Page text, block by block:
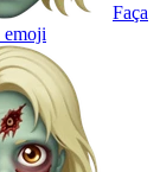
Faça
emoji